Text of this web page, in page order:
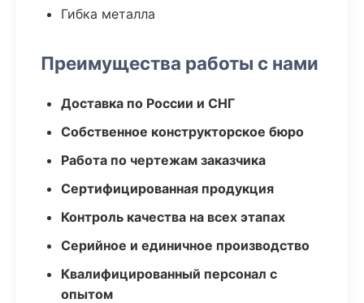
Гибка металла
Преимущества работы с нами
Доставка по России и СНГ
Собственное конструкторское бюро
Работа по чертежам заказчика
Сертифицированная продукция
Контроль качества на всех этапах
Серийное и единичное производство
Квалифицированный персонал с
опытом